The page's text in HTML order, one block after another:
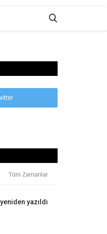
Tüm Zamanlar
yazıldı